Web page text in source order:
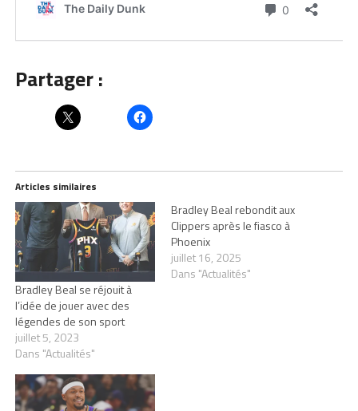
Partager :
Articles similaires
Bradley Beal se réjouit à
l’idée de jouer avec des
légendes de son sport
juillet 5, 2023
Dans "Actualités"
Bradley Beal rebondit aux
Clippers après le fiasco à
Phoenix
juillet 16, 2025
Dans "Actualités"